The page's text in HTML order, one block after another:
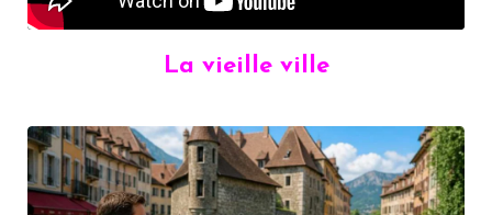
La vieille ville